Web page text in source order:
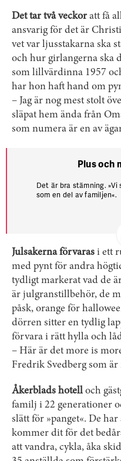
Det tar två veckoratt få
ansvarig för det är
vet var ljusstakarna ska
och hur girlangerna ska
som lillvärdinna 1957
har hon haft hand om
– Jag är nog mest stolt
släpat hem ända från
som numera är en av
Plus och
Det är bra stämning. »Vi
som en del av familjen«.
Julsakerna förvaras i ett
med pynt för andra
tydligt markerat vad de
är julgranstillbehör, de
påsk, orange för
dörren sitter en tydlig
förvara i rätt hylla och
– Här är det more is
Fredrik Svedberg som
Åkerblads hotell och
familj i 22 generationer
slätt för »panget«. De
kommer dit för det
att vandra, cykla, åka